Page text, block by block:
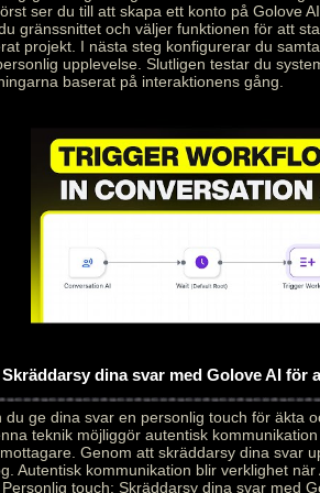
ser du till att skapa ett konto på Golove
gränssnittet och väljer funktionen för att
projekt. I nästa steg konfigurerar du
upplevelse. Slutligen testar du
baserat på interaktionens gång.
dina svar med Golove AI för
du ge dina svar en personlig touch för äkta
teknik möjliggör autentisk
Genom att skräddarsy dina svar
Autentisk kommunikation blir verklighet
touch: Skräddarsy dina svar med